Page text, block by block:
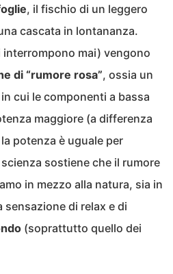
, il fischio di un leggero
cascata in lontananza.
mai) vengono
di “rumore rosa”, ossia un
cui le componenti a bassa
maggiore (a differenza
potenza è uguale per
sostiene che il rumore
in mezzo alla natura, sia in
di relax e di
(soprattutto quello dei